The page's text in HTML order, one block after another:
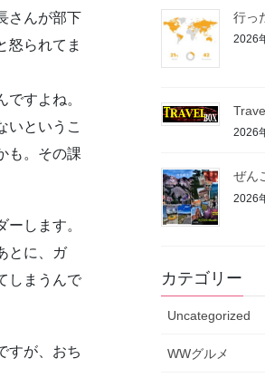
さんが部下
怒られてま
すよね。
いというこ
も。その課
します。
とに、ガ
しまうんで
すが、おち
行っ
2026
2026
ぜん
2026
カテゴリー
Uncategorized
WWグルメ